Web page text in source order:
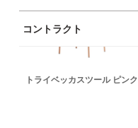
コントラクト
トライベッカスツール ピンク